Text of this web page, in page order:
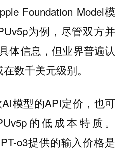
Foundation Model模
为例，尽管双方并
体信息，但业界普遍认
数千美元级别。
模型的API定价，也可
的低成本特质。
o3提供的输入价格是